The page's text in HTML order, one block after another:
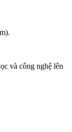
và công nghệ lên